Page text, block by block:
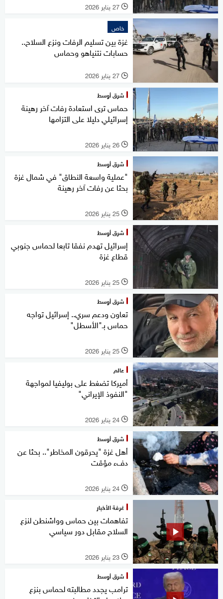
l 27 يناير 2026
خاص
غزة بين تسليم الرفات ونزع السلاح..
حسابات نتنياهو وحماس
l 27 يناير 2026
شرق أوسط
حماس ترى استعادة رفات آخر رهينة
إسرائيلي دليلا على التزامها
l 26 يناير 2026
شرق أوسط
"عملية واسعة النطاق" في شمال غزة
بحثا عن رفات آخر رهينة
l 25 يناير 2026
شرق أوسط
إسرائيل تهدم نفقا تابعا لحماس جنوبي
قطاع غزة
l 25 يناير 2026
شرق أوسط
تعاون ودعم سري.. إسرائيل تواجه
حماس بـ"الأسطل"
l 25 يناير 2026
عالم
أميركا تضغط على بوليفيا لمواجهة
"النفوذ الإيراني"
l 24 يناير 2026
شرق أوسط
أهل غزة "يحرقون المخاطر".. بحثا عن
دفء مؤقت
l 24 يناير 2026
غرفة الأخبار
تفاهمات بين حماس وواشنطن لنزع
السلاح مقابل دور سياسي
l 23 يناير 2026
شرق أوسط
ترامب يجدد مطالبته لحماس بنزع